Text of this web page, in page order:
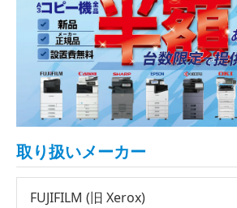
取り扱いメーカー
FUJIFILM (旧 Xerox)